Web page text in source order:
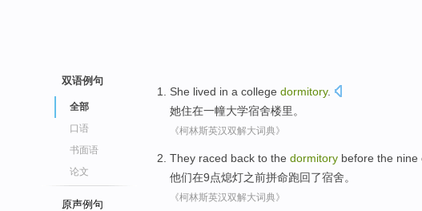
双语例句
全部
口语
书面语
论文
原声例句
She lived in a college dormitory.
她住在一幢大学宿舍楼里 。
《柯林斯英汉双解大词典》
They raced back to the dormitory before the nine
他们在9点熄灯之前拼命跑回了宿舍。
《柯林斯英汉双解大词典》